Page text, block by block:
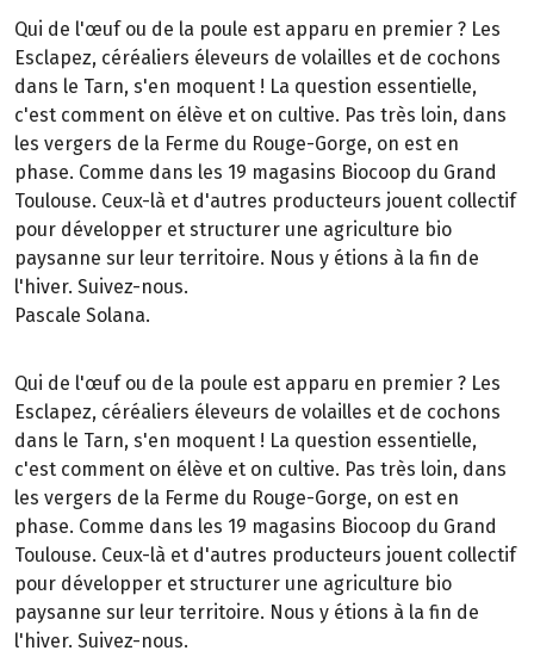
Qui de l'œuf ou de la poule est apparu en premier ? Les
Esclapez, céréaliers éleveurs de volailles et de cochons
dans le Tarn, s'en moquent ! La question essentielle,
c'est comment on élève et on cultive. Pas très loin, dans
les vergers de la Ferme du Rouge-Gorge, on est en
phase. Comme dans les 19 magasins Biocoop du Grand
Toulouse. Ceux-là et d'autres producteurs jouent collectif
pour développer et structurer une agriculture bio
paysanne sur leur territoire. Nous y étions à la fin de
l'hiver. Suivez-nous.
Pascale Solana.
Qui de l'œuf ou de la poule est apparu en premier ? Les
Esclapez, céréaliers éleveurs de volailles et de cochons
dans le Tarn, s'en moquent ! La question essentielle,
c'est comment on élève et on cultive. Pas très loin, dans
les vergers de la Ferme du Rouge-Gorge, on est en
phase. Comme dans les 19 magasins Biocoop du Grand
Toulouse. Ceux-là et d'autres producteurs jouent collectif
pour développer et structurer une agriculture bio
paysanne sur leur territoire. Nous y étions à la fin de
l'hiver. Suivez-nous.